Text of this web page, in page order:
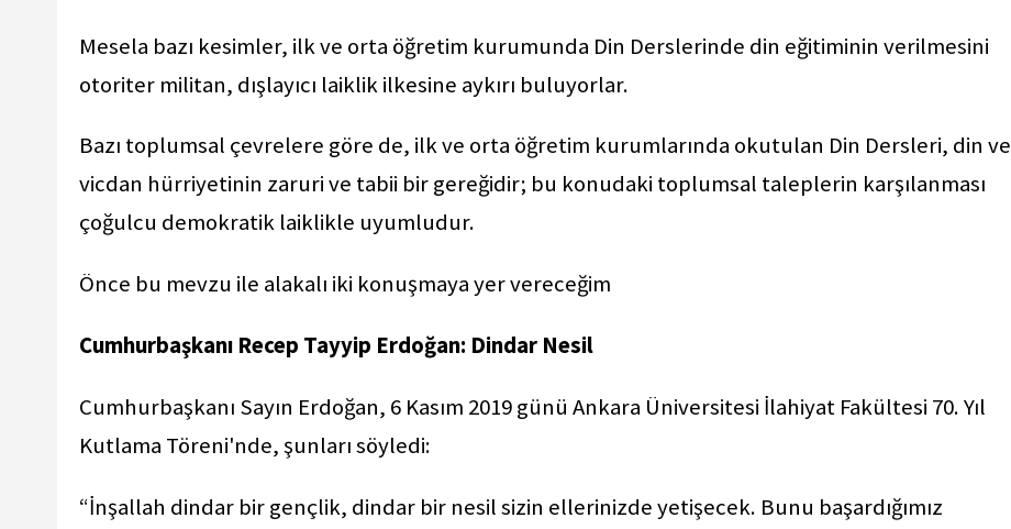
Mesela bazı kesimler, ilk ve orta öğretim kurumunda Din Derslerinde din eğitiminin verilmesini
otoriter militan, dışlayıcı laiklik ilkesine aykırı buluyorlar.
Bazı toplumsal çevrelere göre de, ilk ve orta öğretim kurumlarında okutulan Din Dersleri, din ve
vicdan hürriyetinin zaruri ve tabii bir gereğidir; bu konudaki toplumsal taleplerin karşılanması
çoğulcu demokratik laiklikle uyumludur.
Önce bu mevzu ile alakalı iki konuşmaya yer vereceğim
Cumhurbaşkanı Recep Tayyip Erdoğan: Dindar Nesil
Cumhurbaşkanı Sayın Erdoğan, 6 Kasım 2019 günü Ankara Üniversitesi İlahiyat Fakültesi 70. Yıl
Kutlama Töreni'nde, şunları söyledi:
“İnşallah dindar bir gençlik, dindar bir nesil sizin ellerinizde yetişecek. Bunu başardığımız